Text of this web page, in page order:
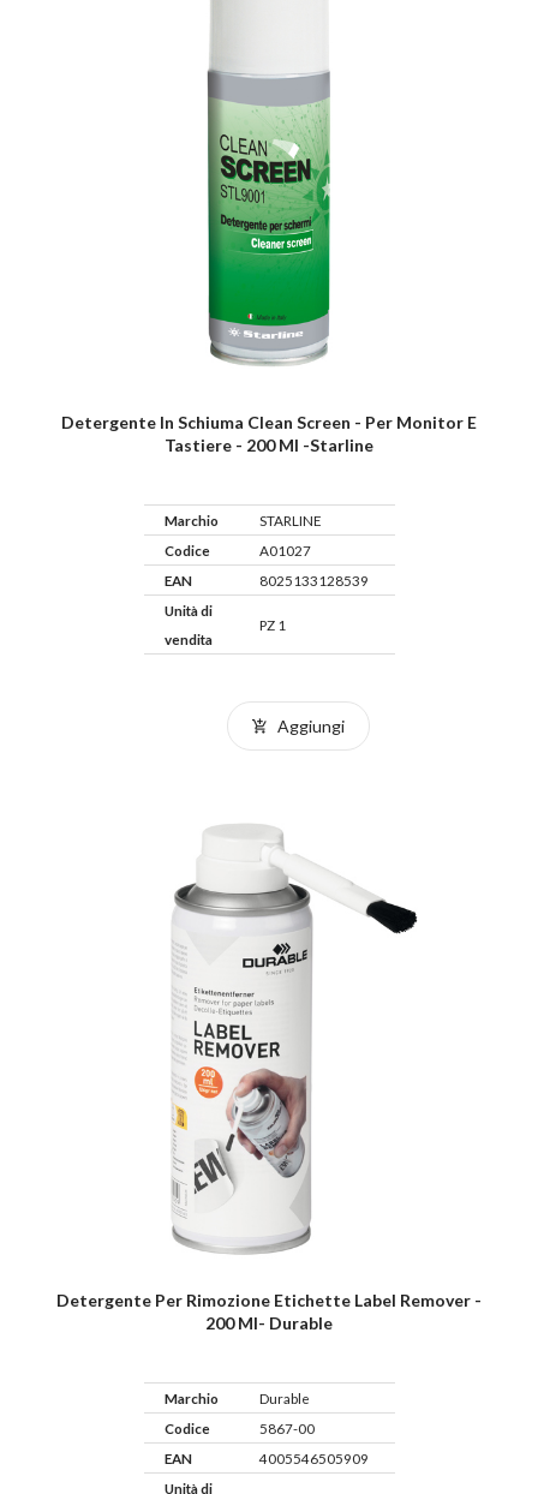
Detergente In Schiuma Clean Screen - Per Monitor E
Tastiere - 200 Ml -Starline
Marchio
STARLINE
Codice
A01027
EAN
8025133128539
Unità di
vendita
PZ 1
Aggiungi
Detergente Per Rimozione Etichette Label Remover -
200 Ml- Durable
Marchio
Durable
Codice
5867-00
EAN
4005546505909
Unità di